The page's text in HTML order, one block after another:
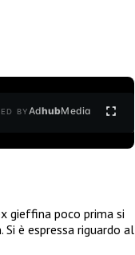
BYAdhubMedia
gieffina poco prima si
è espressa riguardo al